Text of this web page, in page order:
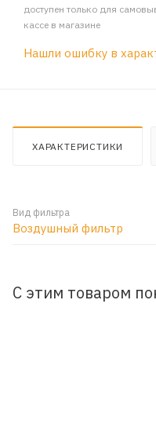
доступен только для
кассе в магазине
Нашли ошибку в
ХАРАКТЕРИСТИКИ
Вид фильтра
Воздушный фильтр
С этим товаром